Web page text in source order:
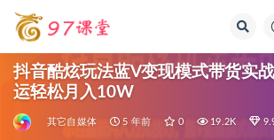
抖音酷炫玩法蓝V变现模式带货实
运轻松月入10W
其它自媒体 5 年前 0 19.2K